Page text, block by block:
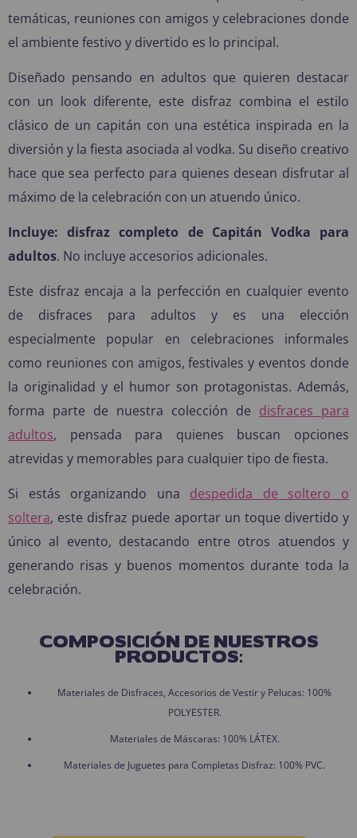
temáticas, reuniones con amigos y celebraciones donde
el ambiente festivo y divertido es lo principal.
Diseñado pensando en adultos que quieren destacar
con un look diferente, este disfraz combina el estilo
clásico de un capitán con una estética inspirada en la
diversión y la fiesta asociada al vodka. Su diseño creativo
hace que sea perfecto para quienes desean disfrutar al
máximo de la celebración con un atuendo único.
Incluye: disfraz completo de Capitán Vodka para
adultos. No incluye accesorios adicionales.
Este disfraz encaja a la perfección en cualquier evento
de disfraces para adultos y es una elección
especialmente popular en celebraciones informales
como reuniones con amigos, festivales y eventos donde
la originalidad y el humor son protagonistas. Además,
forma parte de nuestra colección de disfraces para
adultos, pensada para quienes buscan opciones
atrevidas y memorables para cualquier tipo de fiesta.
Si estás organizando una despedida de soltero o
soltera, este disfraz puede aportar un toque divertido y
único al evento, destacando entre otros atuendos y
generando risas y buenos momentos durante toda la
celebración.
COMPOSICIÓN DE NUESTROS
PRODUCTOS:
Materiales de Disfraces, Accesorios de Vestir y Pelucas: 100%
POLYESTER.
Materiales de Máscaras: 100% LÁTEX.
Materiales de Juguetes para Completas Disfraz: 100% PVC.